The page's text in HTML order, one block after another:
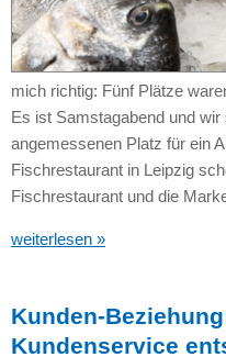
mich richtig: Fünf Plätze
Es ist Samstagabend und
angemessenen Platz für ein
Fischrestaurant in Leipzig
Fischrestaurant und die
weiterlesen »
Kunden-
Kundenservice